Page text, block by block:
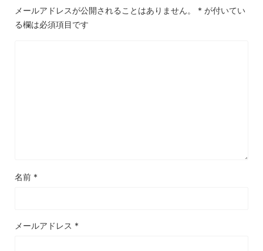
メールアドレスが公開されることはありません。 * が付いてい
る欄は必須項目です
名前 *
メールアドレス *